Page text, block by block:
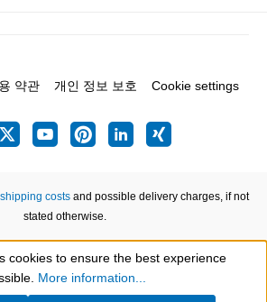
약관 개인 정보 보호 Cookie settings
shipping costsand possible delivery charges, if not
stated otherwise.
cookies to ensure the best experience
More information...